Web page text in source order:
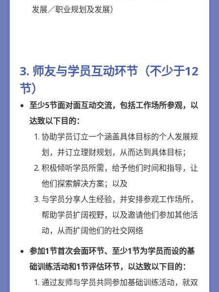
发展／职业规划及发展）
3. 师友与学员互动环节（不少于12
节）
至少5节面对面互动交流，包括工作场所参观，以
达致以下目的：
协助学员订立一个涵盖具体目标的个人发展规
划，并订立理财规划，从而达到具体目标；
积极倾听学员所需，给予他们时间和指导，让
他们探索解决方案；以及
与学员分享人生经验，并安排参观工作场所，
帮助学员扩阔视野，以及邀请他们参加其他活
动，从而扩阔他们的社交网络
参加1节首次会面环节、至少1节为学员而设的基
础训练活动和1节评估环节，以达致以下目的：
通过友师与学员共同参加基础训练活动，就双